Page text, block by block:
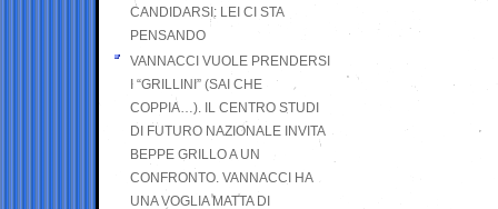
CANDIDARSI: LEI CI STA
PENSANDO
VANNACCI VUOLE PRENDERSI
I “GRILLINI” (SAI CHE
COPPIA…). IL CENTRO STUDI
DI FUTURO NAZIONALE INVITA
BEPPE GRILLO A UN
CONFRONTO. VANNACCI HA
UNA VOGLIA MATTA DI